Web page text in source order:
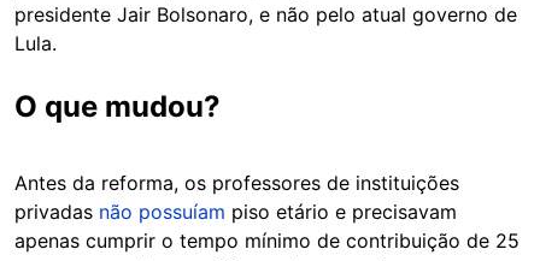
presidente Jair Bolsonaro, e não pelo atual governo de
Lula.
O que mudou?
Antes da reforma, os professores de instituições
privadas não possuíam piso etário e precisavam
apenas cumprir o tempo mínimo de contribuição de 25